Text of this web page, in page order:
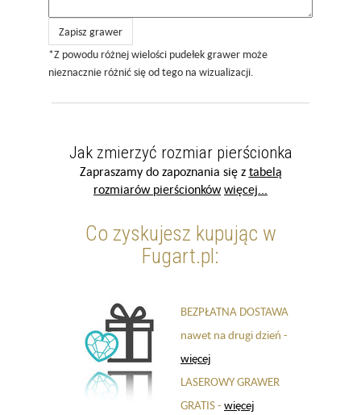
Zapisz grawer
*Z powodu różnej wielości pudełek grawer może
nieznacznie różnić się od tego na wizualizacji.
Jak zmierzyć rozmiar pierścionka
Zapraszamy do zapoznania się z tabelą
rozmiarów pierścionków więcej...
Co zyskujesz kupując w
Fugart.pl:
BEZPŁATNA DOSTAWA
nawet na drugi dzień -
więcej
LASEROWY GRAWER
GRATIS - więcej